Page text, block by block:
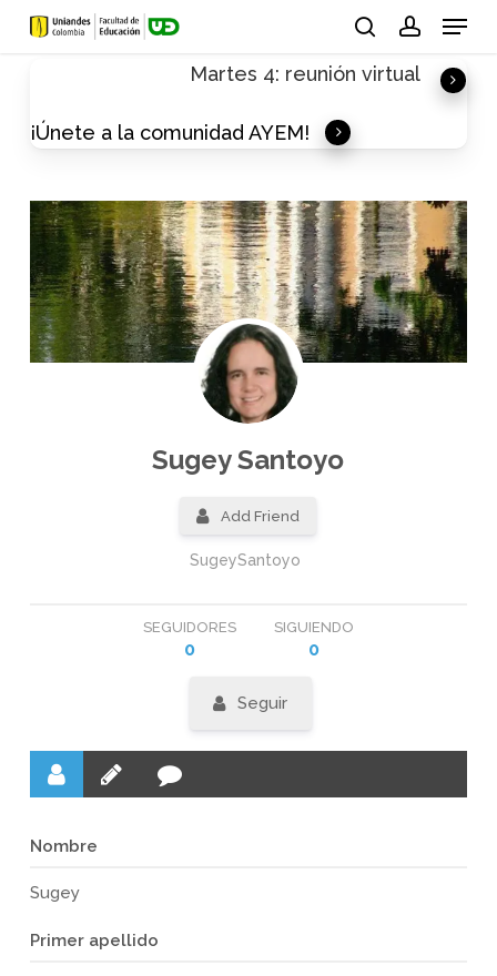
Skip
Menu
Martes 4: reunión virtual
¡Únete a la comunidad AYEM!
Sugey Santoyo
Add Friend
SugeySantoyo
SEGUIDORES
0
SIGUIENDO
0
Seguir
Nombre
Sugey
Primer apellido